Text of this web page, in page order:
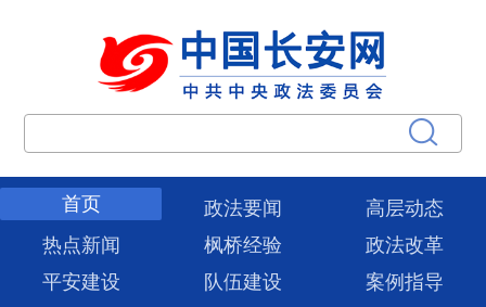
首页 政法要闻
高层动态
热点新闻
枫桥经验
政法改革
平安建设
队伍建设
案例指导